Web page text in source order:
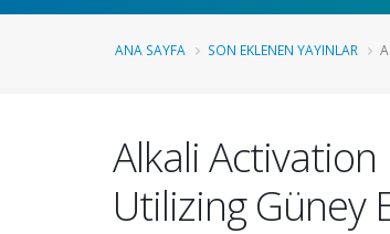
ANA SAYFA SON EKLENEN YAYINLAR
Alkali
Utilizing Güney